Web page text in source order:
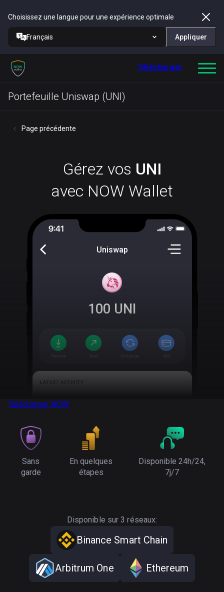
Choisissez une langue pour une expérience optimale
Français Appliquer
Télécharger
Portefeuille Uniswap (UNI)
Page précédente
Gérez vos UNI
avec NOW Wallet
Uniswap
100 UNI
Télécharger NOW
Sans
garde
En quelques
étapes
Disponible 24h/24,
7j/7
Disponible sur 3 réseaux:
Binance Smart Chain
Arbitrum One Ethereum